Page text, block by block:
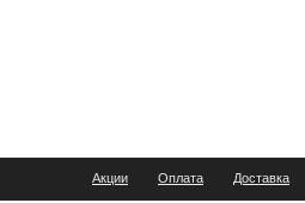
Акции Оплата Доставка